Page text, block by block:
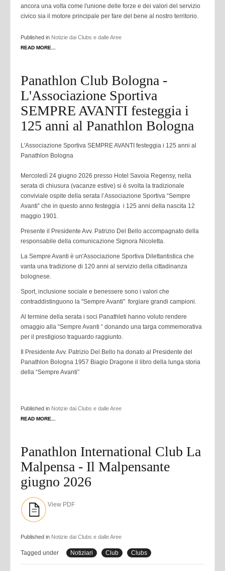
ancora una volta come l'unione delle forze e dei valori del servizio
civico sia il motore principale per fare del bene al nostro territorio.
Published in Notizie dai Clubs e dalle Aree
READ MORE...
Panathlon Club Bologna -
L'Associazione Sportiva
SEMPRE AVANTI festeggia i
125 anni al Panathlon Bologna
L'Associazione Sportiva SEMPRE AVANTI festeggia i 125 anni al
Panathlon Bologna
Mercoledì 24 giugno 2026 presso Hotel Savoia Regensy, nella
serata di chiusura (vacanze estive) si è svolta la tradizionale
conviviale ospite della serata l’Associazione Sportiva “Sempre
Avanti” che in questo anno festeggia i 125 anni della nascita 12
maggio 1901.
Presente il Presidente Avv. Patrizio Del Bello accompagnato della
responsabile della comunicazione Signora Nicoletta.
La Sempre Avanti è un'Associazione Sportiva Dilettantistica che
vanta una tradizione di 120 anni al servizio della cittadinanza
bolognese.
Sport, inclusione sociale e benessere sono i valori che
contraddistinguono la "Sempre Avanti" forgiare grandi campioni.
Al termine della serata i soci Panathleti hanno voluto rendere
omaggio alla “Sempre Avanti “ donando una targa commemorativa
per il prestigioso traguardo raggiunto.
Il Presidente Avv. Patrizio Del Bello ha donato al Presidente del
Panathlon Bologna 1957 Biagio Dragone il libro della lunga storia
della “Sempre Avanti”
Published in Notizie dai Clubs e dalle Aree
READ MORE...
Panathlon International Club La
Malpensa - Il Malpensante
giugno 2026
View PDF
Published in Notizie dai Clubs e dalle Aree
Tagged under Notiziari Club Clubs